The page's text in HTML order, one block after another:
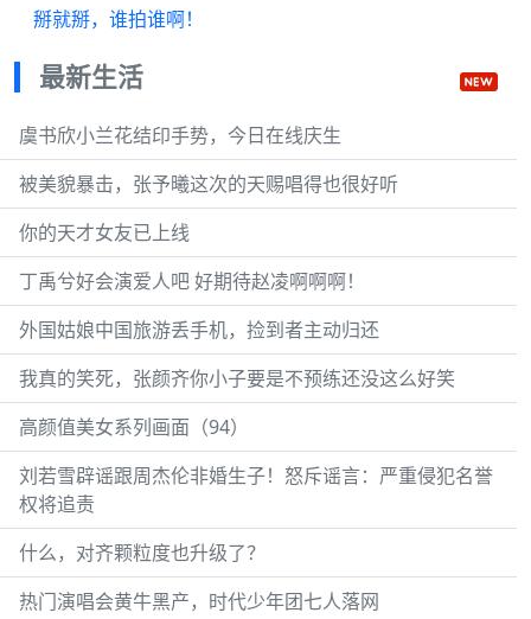
掰就掰，谁拍谁啊！
最新生活
虞书欣小兰花结印手势，今日在线庆生
被美貌暴击，张予曦这次的天赐唱得也很好听
你的天才女友已上线
丁禹兮好会演爱人吧 好期待赵凌啊啊啊！
外国姑娘中国旅游丢手机，捡到者主动归还
我真的笑死，张颜齐你小子要是不预练还没这么好笑
高颜值美女系列画面（94）
刘若雪辟谣跟周杰伦非婚生子！怒斥谣言：严重侵犯名誉
权将追责
什么，对齐颗粒度也升级了？
热门演唱会黄牛黑产，时代少年团七人落网